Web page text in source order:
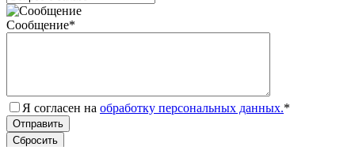
Сообщение*
Я согласен на обработку персональных данных.*